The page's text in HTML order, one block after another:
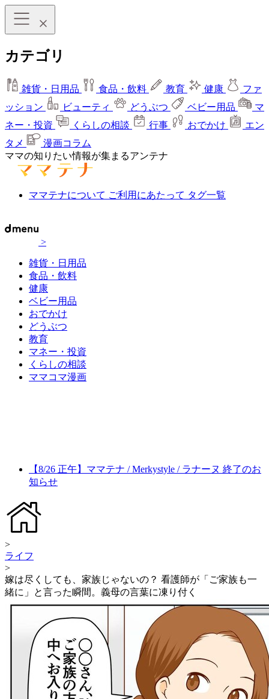
カテゴリ
雑貨・日用品 食品・飲料 教育 健康
ファ
ッション
ビューティ どうぶつ ベビー用品
マ
ネー・投資
くらしの相談 行事 おでかけ
エン
タメ
漫画コラム
ママの知りたい情報が集まるアンテナ
ママテナについて ご利用にあたって タグ一覧
>
雑貨・日用品
食品・飲料
健康
ベビー用品
おでかけ
どうぶつ
教育
マネー・投資
くらしの相談
ママコマ漫画
【8/26 正午】ママテナ / Merkystyle / ラナーヌ 終了のお
知らせ
>
ライフ
>
嫁は尽くしても、家族じゃないの？ 看護師が「ご家族も一
緒に」と言った瞬間。義母の言葉に凍り付く